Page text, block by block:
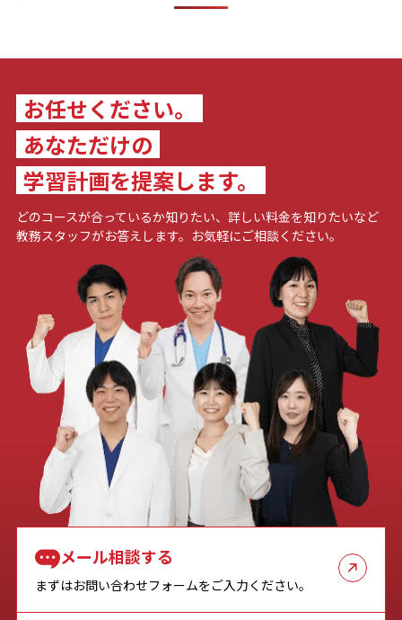
お任せください。
あなただけの
学習計画を提案します。
どのコースが合っているか知りたい、詳しい料金を知りたいなど
教務スタッフがお答えします。お気軽にご相談ください。
メール相談する
まずはお問い合わせフォームをご入力ください。